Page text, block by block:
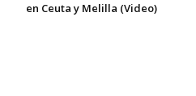
en Ceuta y Melilla (Video)